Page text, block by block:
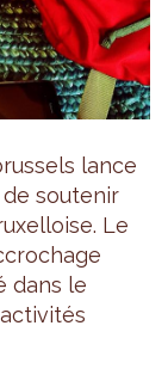
lance
soutenir
Le
dans le